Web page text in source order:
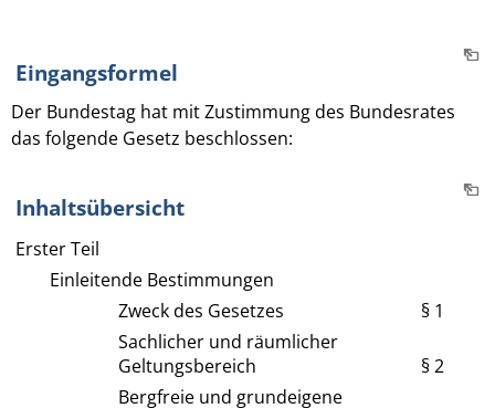
Eingangsformel
Der Bundestag hat mit Zustimmung des Bundesrates
das folgende Gesetz beschlossen:
Inhaltsübersicht
Erster Teil
Einleitende Bestimmungen
Zweck des Gesetzes
§ 1
Sachlicher und räumlicher
Geltungsbereich
§ 2
Bergfreie und grundeigene